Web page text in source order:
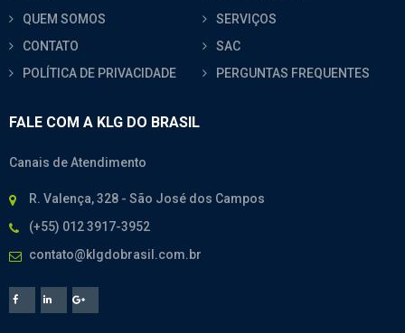
QUEM SOMOS
SERVIÇOS
CONTATO
SAC
POLÍTICA DE PRIVACIDADE
PERGUNTAS FREQUENTES
FALE COM A KLG DO BRASIL
Canais de Atendimento
R. Valença, 328 - São José dos Campos
(+55) 012 3917-3952
contato@klgdobrasil.com.br